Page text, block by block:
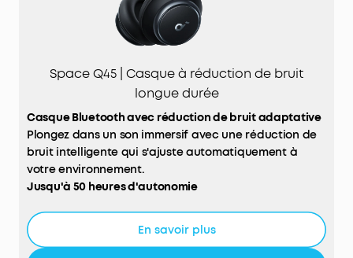
Space Q45 | Casque à réduction de bruit
longue durée
Casque Bluetooth avec réduction de bruit adaptative
Plongez dans un son immersif avec une réduction de
bruit intelligente qui s'ajuste automatiquement à
votre environnement.
Jusqu'à 50 heures d'autonomie
interruption, même avec la réduction de bruit
activée.
En savoir plus